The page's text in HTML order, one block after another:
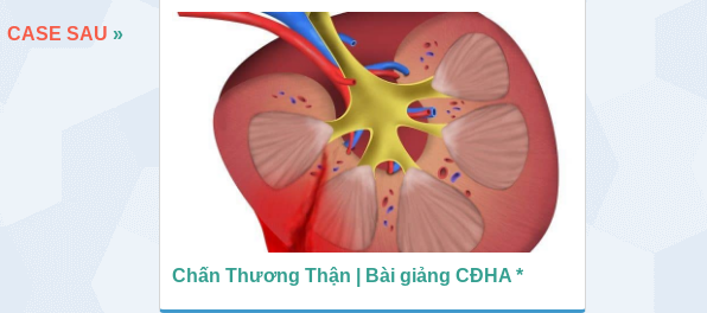
CASE SAU »
Chấn Thương Thận | Bài giảng CĐHA *